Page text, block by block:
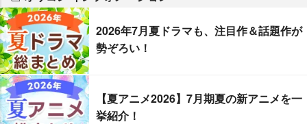
2026年7月夏ドラマも、注目作＆話題作が
勢ぞろい！
【夏アニメ2026】7月期夏の新アニメを一
挙紹介！